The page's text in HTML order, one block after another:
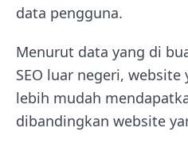
data pengguna.
Menurut data yang di
SEO luar negeri, website
lebih mudah
dibandingkan website